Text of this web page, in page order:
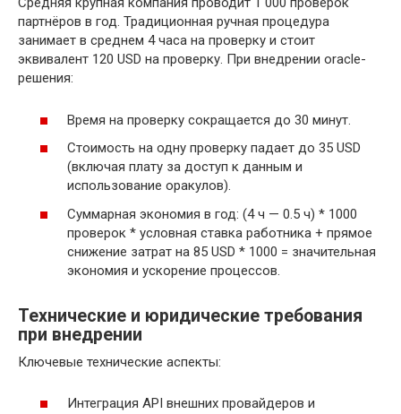
партнёров в год. Традиционная ручная процедура
занимает в среднем 4 часа на проверку и стоит
эквивалент 120 USD на проверку. При внедрении oracle-
решения:
Время на проверку сокращается до 30 минут.
Стоимость на одну проверку падает до 35 USD
(включая плату за доступ к данным и
использование оракулов).
Суммарная экономия в год: (4 ч — 0.5 ч) * 1000
проверок * условная ставка работника + прямое
снижение затрат на 85 USD * 1000 = значительная
экономия и ускорение процессов.
Технические и юридические требования
при внедрении
Ключевые технические аспекты:
Интеграция API внешних провайдеров и